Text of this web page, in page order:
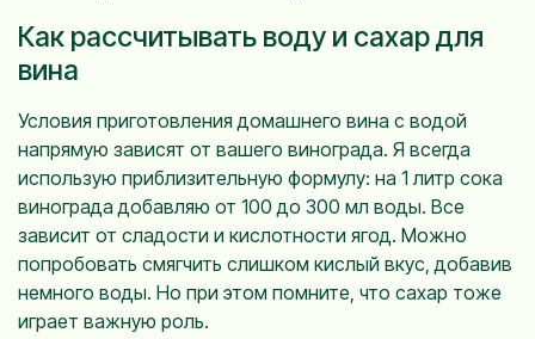
Как рассчитывать воду и сахар для
вина
Условия приготовления домашнего вина с водой
напрямую зависят от вашего винограда. Я всегда
использую приблизительную формулу: на 1 литр сока
винограда добавляю от 100 до 300 мл воды. Все
зависит от сладости и кислотности ягод. Можно
попробовать смягчить слишком кислый вкус, добавив
немного воды. Но при этом помните, что сахар тоже
играет важную роль.